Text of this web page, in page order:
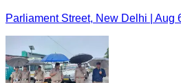
Parliament Street, New Delhi | Aug